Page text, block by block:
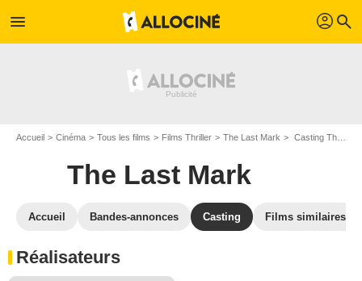
menu profil search
Accueil Cinéma Tous les films Films Thriller The Last Mark Casting The Last Mark
The Last Mark
Accueil Bandes-annonces Casting Films similaires
Réalisateurs